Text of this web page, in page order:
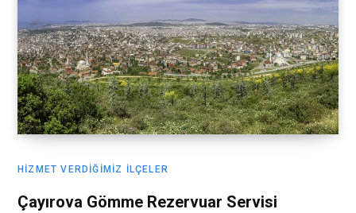
HIZMET VERDIĞIMIZ İLÇELER
Çayırova Gömme Rezervuar Servisi